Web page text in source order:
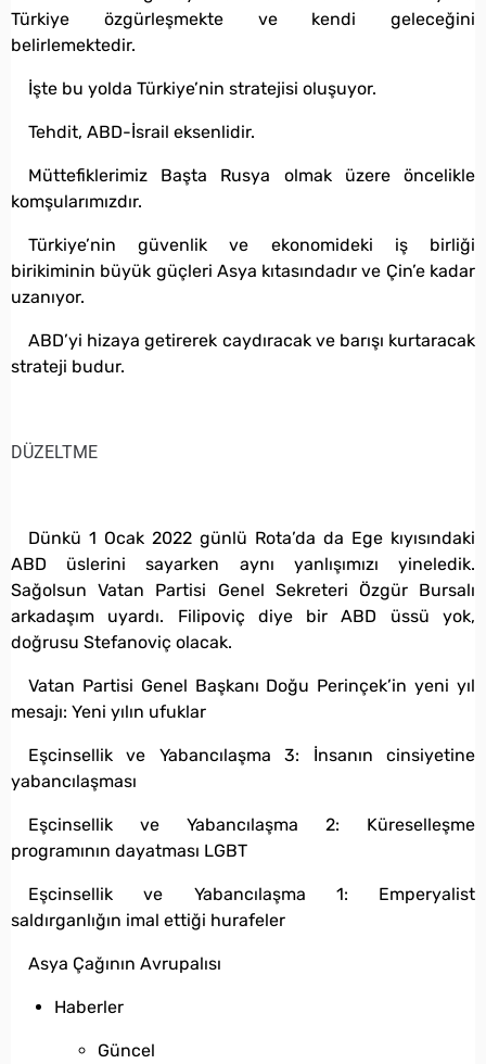
Türkiye özgürleşmekte ve kendi geleceğini
belirlemektedir.
İşte bu yolda Türkiye’nin stratejisi oluşuyor.
Tehdit, ABD-İsrail eksenlidir.
Müttefiklerimiz Başta Rusya olmak üzere öncelikle
komşularımızdır.
Türkiye’nin güvenlik ve ekonomideki iş birliği
birikiminin büyük güçleri Asya kıtasındadır ve Çin’e kadar
uzanıyor.
ABD’yi hizaya getirerek caydıracak ve barışı kurtaracak
strateji budur.
DÜZELTME
Dünkü 1 Ocak 2022 günlü Rota’da da Ege kıyısındaki
ABD üslerini sayarken aynı yanlışımızı yineledik.
Sağolsun Vatan Partisi Genel Sekreteri Özgür Bursalı
arkadaşım uyardı. Filipoviç diye bir ABD üssü yok,
doğrusu Stefanoviç olacak.
Vatan Partisi Genel Başkanı Doğu Perinçek’in yeni yıl
mesajı: Yeni yılın ufuklar
Eşcinsellik ve Yabancılaşma 3: İnsanın cinsiyetine
yabancılaşması
Eşcinsellik ve Yabancılaşma 2: Küreselleşme
programının dayatması LGBT
Eşcinsellik ve Yabancılaşma 1: Emperyalist
saldırganlığın imal ettiği hurafeler
Asya Çağının Avrupalısı
Haberler
Güncel